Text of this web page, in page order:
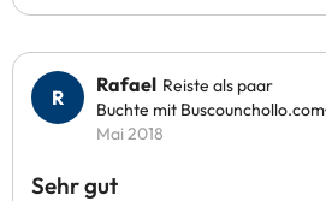
Rafael Reiste als paar
Buchte mit Buscounchollo.com
Mai 2018
Sehr gut